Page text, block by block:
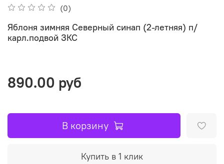
(0)
Яблоня зимняя Северный синап (2-летняя) п/
карл.подвой ЗКС
890.00 руб
В корзину
Купить в 1 клик